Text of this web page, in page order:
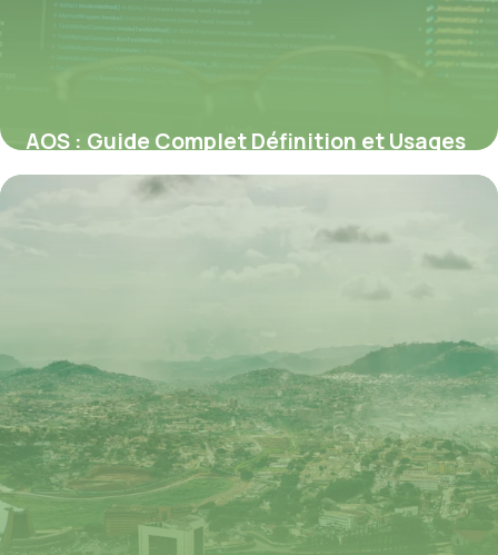
AOS : Guide Complet Définition et Usages
12 juillet 2026